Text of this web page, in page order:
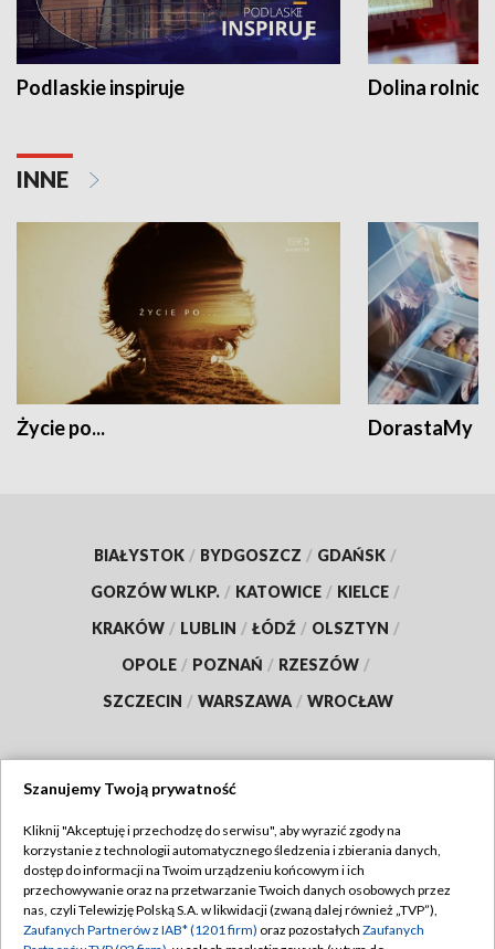
Podlaskie inspiruje Dolina
INNE
Życie po... DorastaMy
BIAŁYSTOK / BYDGOSZCZ / GDAŃSK /
GORZÓW WLKP. / KATOWICE / KIELCE /
KRAKÓW / LUBLIN / ŁÓDŹ / OLSZTYN /
OPOLE / POZNAŃ / RZESZÓW /
SZCZECIN / WARSZAWA / WROCŁAW
TVP
Abonament TVP
Emisja w TVP
Regulamin TVP
Polityka prywatności
Szanujemy Twoją prywatność
Kliknij "Akceptuję i przechodzę do serwisu", aby wyrazić zgody na
korzystanie z technologii automatycznego śledzenia i zbierania danych,
dostęp do informacji na Twoim urządzeniu końcowym i ich
przechowywanie oraz na przetwarzanie Twoich danych osobowych przez
nas, czyli Telewizję Polską S.A. w likwidacji (zwaną dalej również „TVP”),
Zaufanych Partnerów z IAB* (1201 firm) oraz pozostałych Zaufanych